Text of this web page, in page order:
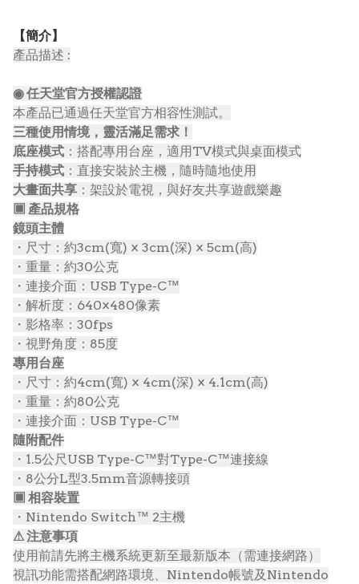
【簡介】
產品描述 :
◉ 任天堂官方授權認證
本產品已通過任天堂官方相容性測試。
三種使用情境，靈活滿足需求！
底座模式 ：搭配專用台座，適用TV模式與桌面模式
手持模式 ：直接安裝於主機，隨時隨地使用
大畫面共享 ：架設於電視，與好友共享遊戲樂趣
▣ 產品規格
鏡頭主體
・尺寸：約3cm(寬) × 3cm(深) × 5cm(高)
・重量：約30公克
・連接介面：USB Type-C™
・解析度：640×480像素
・影格率：30fps
・視野角度：85度
專用台座
・尺寸：約4cm(寬) × 4cm(深) × 4.1cm(高)
・重量：約80公克
・連接介面：USB Type-C™
隨附配件
・1.5公尺USB Type-C™對Type-C™連接線
・8公分L型3.5mm音源轉接頭
▣ 相容裝置
・Nintendo Switch™ 2主機
⚠ 注意事項
使用前請先將主機系統更新至最新版本（需連接網路）
視訊功能需搭配網路環境、Nintendo帳號及Nintendo